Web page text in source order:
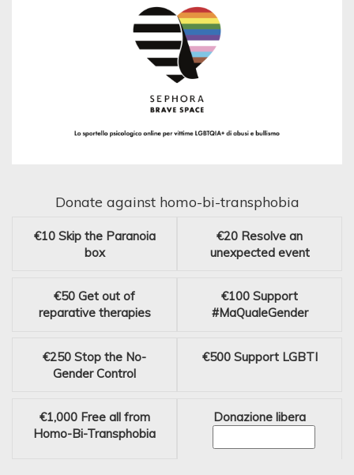
Donate against homo-bi-transphobia
€10 Skip the Paranoia
box
€20 Resolve an
unexpected event
€50 Get out of
reparative therapies
€100 Support
#MaQualeGender
€250 Stop the No-
Gender Control
€500 Support LGBTI
€1,000 Free all from
Homo-Bi-Transphobia
Donazione libera